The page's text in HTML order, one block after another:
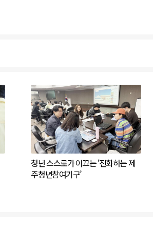
청년 스스로가 이끄는 ‘진화하는 제
주청년참여기구’